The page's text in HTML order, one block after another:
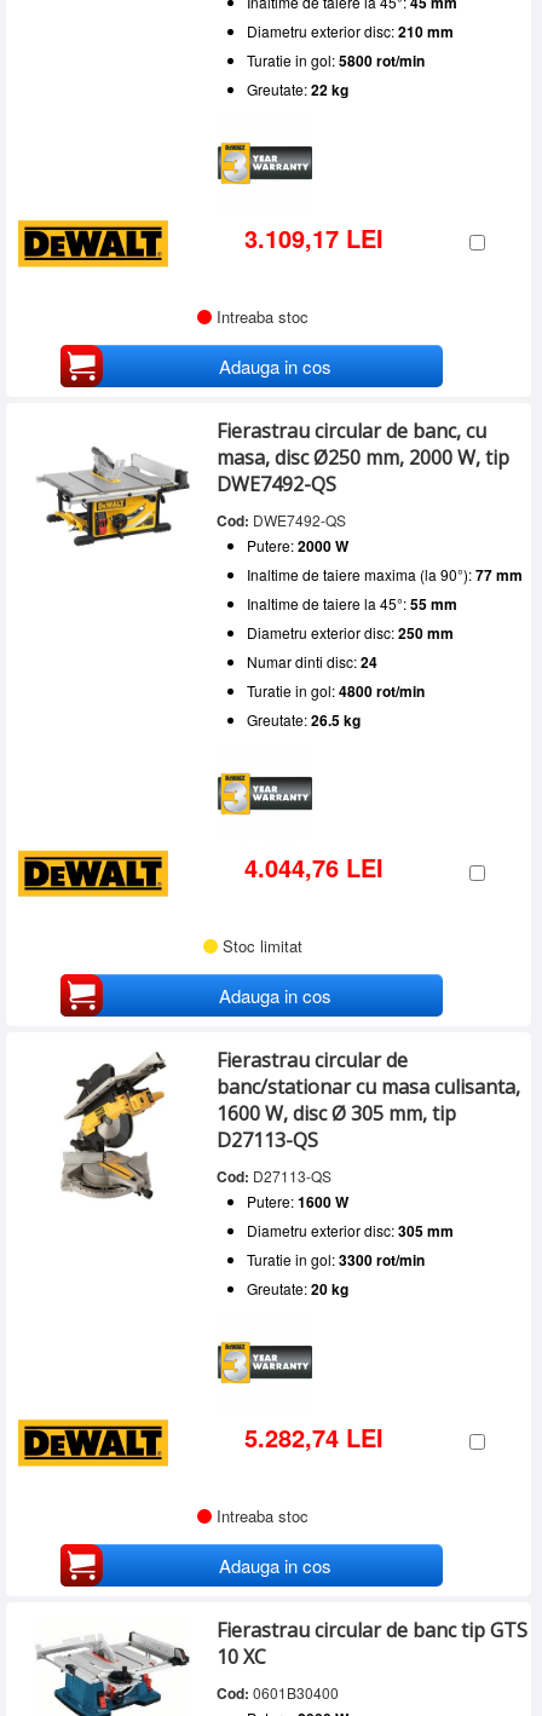
Diametru exterior disc:210 mm
Turatie in gol:5800 rot/min
Greutate:22 kg
3.109,17 LEI
Intreaba stoc
Adauga in cos
Fierastrau circular de banc, cu
masa, disc Ø250 mm, 2000 W, tip
DWE7492-QS
Cod: DWE7492-QS
Putere:2000 W
Inaltime de taiere maxima (la 90°):77 mm
Inaltime de taiere la 45°:55 mm
Diametru exterior disc:250 mm
Numar dinti disc:24
Turatie in gol:4800 rot/min
Greutate:26.5 kg
4.044,76 LEI
Stoc limitat
Adauga in cos
Fierastrau circular de
banc/stationar cu masa culisanta,
1600 W, disc Ø 305 mm, tip
D27113-QS
Cod: D27113-QS
Putere:1600 W
Diametru exterior disc:305 mm
Turatie in gol:3300 rot/min
Greutate:20 kg
5.282,74 LEI
Intreaba stoc
Adauga in cos
Fierastrau circular de banc tip GTS
10 XC
Cod: 0601B30400